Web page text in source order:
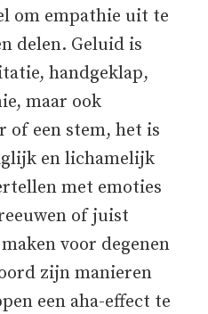
om empathie uit te
delen. Geluid is
handgeklap,
maar ook
of een stem, het is
en lichamelijk
met emoties
of juist
voor degenen
zijn manieren
een aha-effect te